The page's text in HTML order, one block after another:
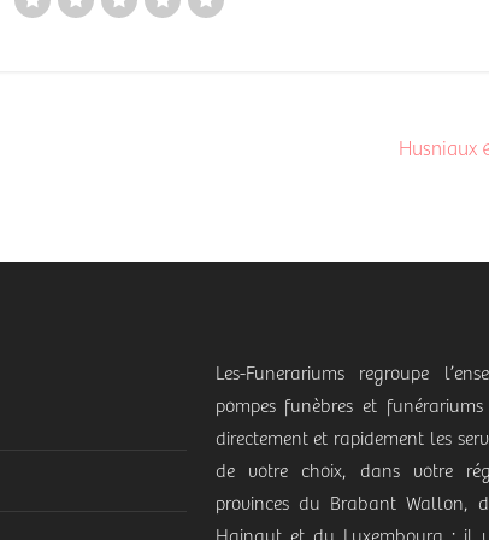
Husniaux
Les-Funerariums regroupe
pompes funèbres et
directement et rapidement les
de votre choix, dans votre
provinces du Brabant Wallon,